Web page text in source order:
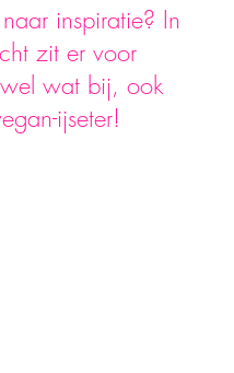
inspiratie? In
zit er voor
wat bij, ook
ijseter!